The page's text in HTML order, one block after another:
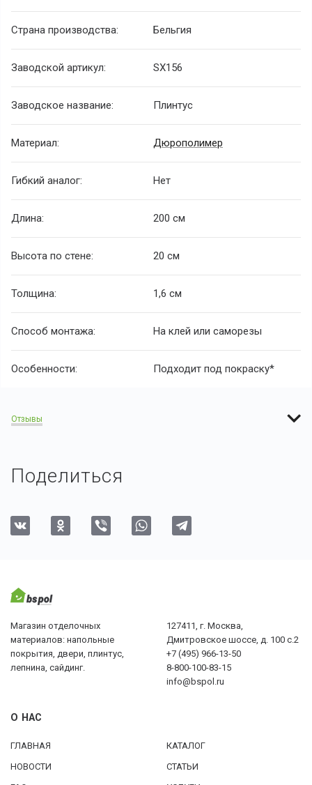
Страна производства: Бельгия
Заводской артикул: SX156
Заводское название: Плинтус
Материал: Дюрополимер
Гибкий аналог: Нет
Длина: 200 см
Высота по стене: 20 см
Толщина: 1,6 см
Способ монтажа: На клей или саморезы
Особенности: Подходит под покраску*
Отзывы
Поделиться
Магазин отделочных
материалов: напольные
покрытия, двери, плинтус,
лепнина, сайдинг.
127411, г. Москва,
Дмитровское шоссе, д. 100 с.2
+7 (495) 966-13-50
8-800-100-83-15
info@bspol.ru
О НАС
ГЛАВНАЯ
КАТАЛОГ
НОВОСТИ
СТАТЬИ